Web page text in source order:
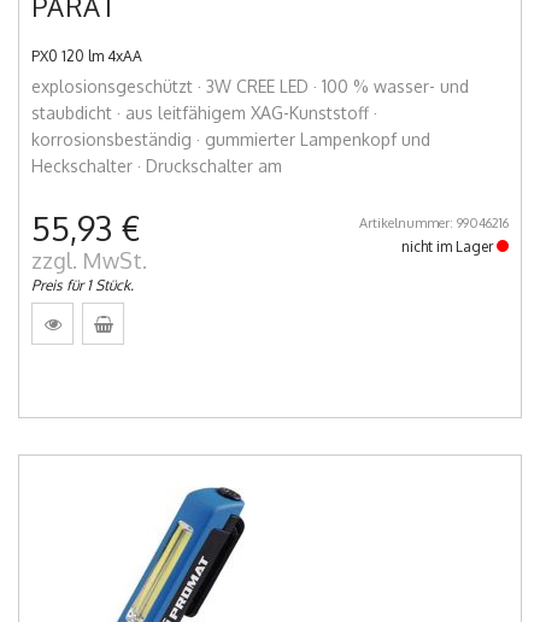
PX0 120 lm 4xAA
explosionsgeschützt · 3W CREE LED · 100 % wasser- und
staubdicht · aus leitfähigem XAG-Kunststoff ·
korrosionsbeständig · gummierter Lampenkopf und
Heckschalter · Druckschalter am
55,93 €
zzgl. MwSt.
Preis für 1 Stück.
Artikelnummer: 99046216
nicht im Lager